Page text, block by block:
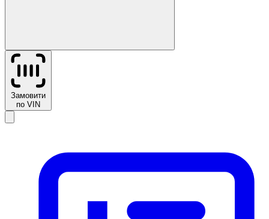
Замовити
по VIN